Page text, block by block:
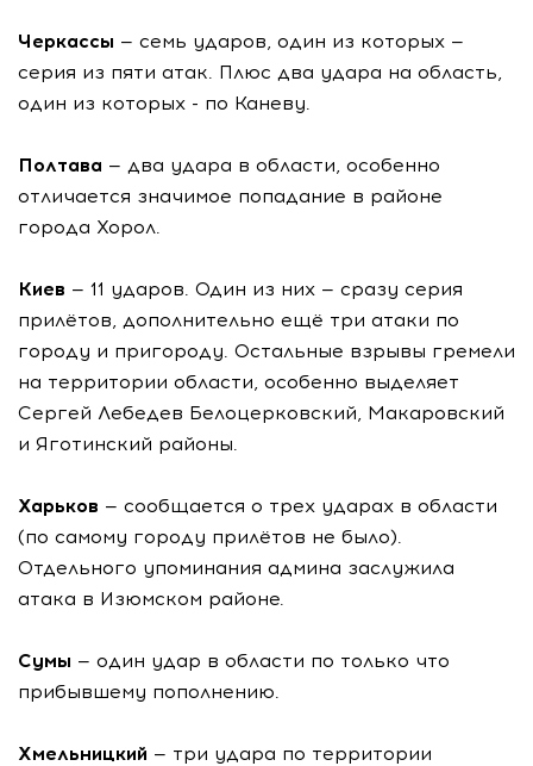
Черкассы — семь ударов, один из которых —
серия из пяти атак. Плюс два удара на область,
один из которых - по Каневу.
Полтава — два удара в области, особенно
отличается значимое попадание в районе
города Хорол.
Киев — 11 ударов. Один из них — сразу серия
прилётов, дополнительно ещё три атаки по
городу и пригороду. Остальные взрывы гремели
на территории области, особенно выделяет
Сергей Лебедев Белоцерковский, Макаровский
и Яготинский районы.
Харьков — сообщается о трех ударах в области
(по самому городу прилётов не было).
Отдельного упоминания админа заслужила
атака в Изюмском районе.
Сумы — один удар в области по только что
прибывшему пополнению.
Хмельницкий — три удара по территории